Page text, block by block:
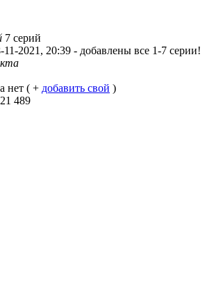
7 серий
11-2021, 20:39 - добавлены все 1-7 серии!
нет ( + добавить свой )
21 489